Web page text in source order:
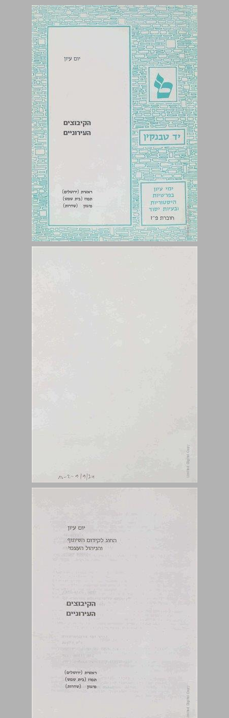
הקיבוצים העירוניים - חוברת פז ... 0